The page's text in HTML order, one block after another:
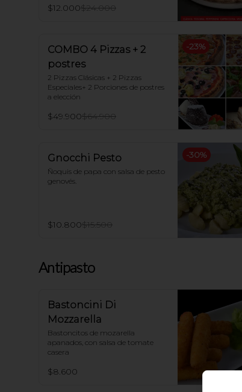
$12.000$24.000
-23%
COMBO 4 Pizzas + 2
postres
2 Pizzas Clásicas + 2 Pizzas
Especiales+ 2 Porciones de postres
a elección
$49.900$64.900
-30%
Gnocchi Pesto
Ñoquis de papa con salsa de pesto
genovés.
$10.800$15.500
Antipasto
Bastoncini Di
Mozzarella
Bastoncitos de mozarella
apanados, con salsa de tomate
casera
$8.600